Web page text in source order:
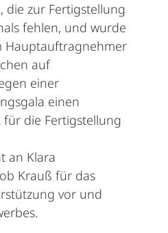
die zur Fertigstellung
fehlen, und wurde
Hauptauftragnehmer
auf
einer
einen
die Fertigstellung
an Klara
Krauß für das
vor und